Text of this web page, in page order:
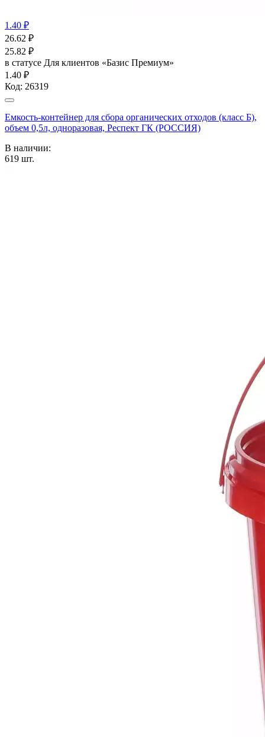
1.40 ₽
26.62 ₽
25.82 ₽
в статусе Для клиентов «Базис Премиум»
1.40 ₽
Код: 26319
Емкость-контейнер для сбора органических отходов (класс Б),
объем 0,5л, одноразовая, Респект ГК (РОССИЯ)
В наличии:
619 шт.